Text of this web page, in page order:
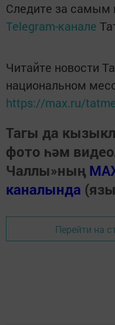
Следите за
Telegram-канале
Читайте новости
национальном
https://max.ru/
Тагы да
фото һәм
Чаллы»ның
каналында
Перейти на